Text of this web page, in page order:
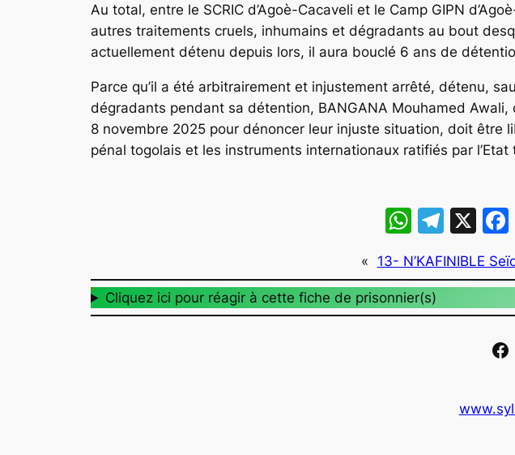
Au total, entre le SCRIC d’Agoè-Cacaveli et le Camp GIPN
autres traitements cruels, inhumains et dégradants au bout
actuellement détenu depuis lors, il aura bouclé 6 ans de
Parce qu’il a été arbitrairement et injustement arrêté, détenu,
dégradants pendant sa détention, BANGANA Mouhamed
8 novembre 2025 pour dénoncer leur injuste situation, doit être
pénal togolais et les instruments internationaux ratifiés par l’Etat
X
« 13- N’KAFINIBLE
Cliquez ici pour réagir à cette fiche de prisonnier(s)